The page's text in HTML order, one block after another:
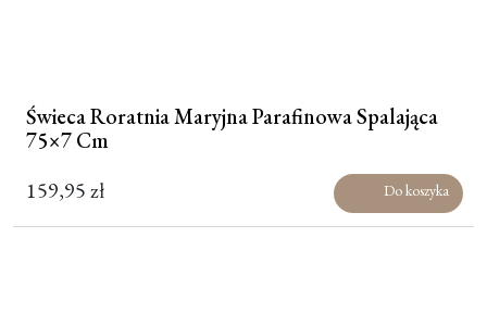
Świeca Roratnia Maryjna Parafinowa Spalająca
75×7 Cm
159,95zł Do koszyka